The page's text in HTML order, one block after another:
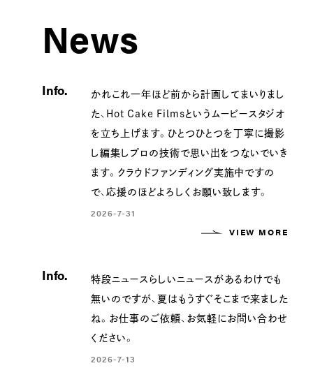
News
Info.
かれこれ一年ほど前から計画してまいりまし
た、Hot Cake Filmsというムービースタジオ
を立ち上げます。ひとつひとつを丁寧に撮影
し編集しプロの技術で思い出をつないでいき
ます。クラウドファンディング実施中ですの
で、応援のほどよろしくお願い致します。
2026-7-31
VIEW MORE
Info.
特段ニュースらしいニュースがあるわけでも
無いのですが、夏はもうすぐそこまで来ました
ね。お仕事のご依頼、お気軽にお問い合わせ
ください。
2026-7-13